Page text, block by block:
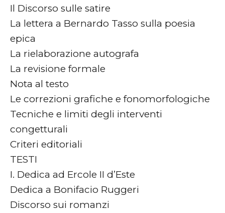
Il Discorso sulle satire
La lettera a Bernardo Tasso sulla poesia
epica
La rielaborazione autografa
La revisione formale
Nota al testo
Le correzioni grafiche e fonomorfologiche
Tecniche e limiti degli interventi
congetturali
Criteri editoriali
TESTI
I. Dedica ad Ercole II d’Este
Dedica a Bonifacio Ruggeri
Discorso sui romanzi